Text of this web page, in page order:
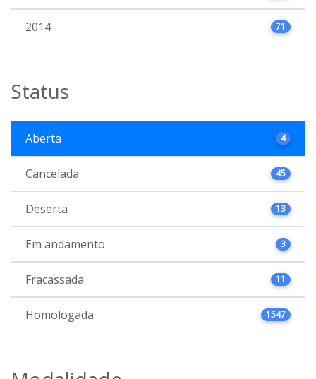
2014 71
Status
Aberta 4
Cancelada 45
Deserta 13
Em andamento 3
Fracassada 11
Homologada 1547